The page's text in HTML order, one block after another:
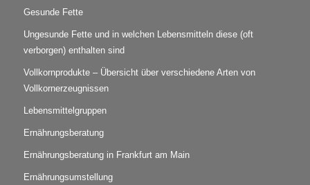
Gesunde Fette
Ungesunde Fette und in welchen Lebensmitteln diese (oft
verborgen) enthalten sind
Vollkornprodukte – Übersicht über verschiedene Arten von
Vollkornerzeugnissen
Lebensmittelgruppen
Ernährungsberatung
Ernährungsberatung in Frankfurt am Main
Ernährungsumstellung